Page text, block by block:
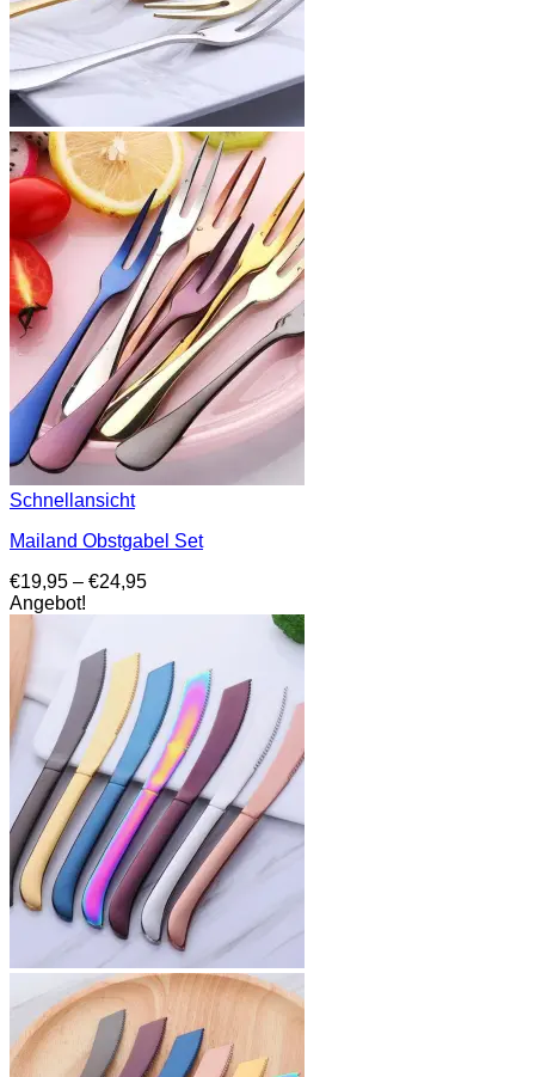
Schnellansicht
Mailand Obstgabel Set
€19,95 – €24,95Preisspanne:
Angebot!